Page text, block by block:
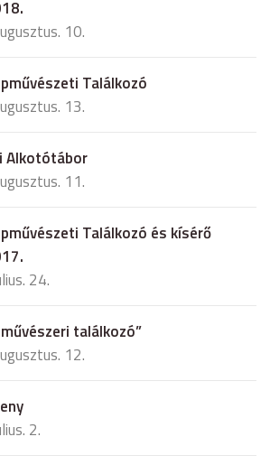
10.
Találkozó
13.
Alkotótábor
11.
Találkozó és kísérő
24.
találkozó”
12.
2.